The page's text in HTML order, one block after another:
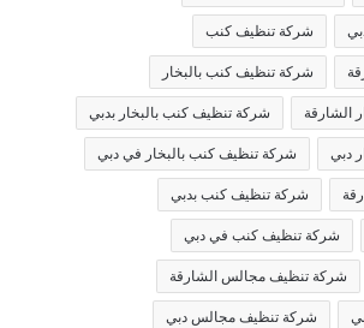
شركة تنظيف كنب
شركة تنظيف كنب بالبخار
الشارقة شركة تنظيف كنب بالبخار بدبي
دبي شركة تنظيف كنب بالبخار في دبي
شركة تنظيف كنب بدبي
شركة تنظيف كنب في دبي
شركة تنظيف مجالس الشارقة
شركة تنظيف مجالس دبي